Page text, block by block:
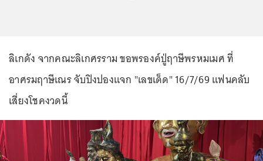
ลิเกดัง จากคณะลิเกศรราม ขอพรองค์ปู่ฤาษีพรหมเมศ ที่
อาศรมฤาษีเณร จับปิงปองแจก "เลขเด็ด" 16/7/69 แฟนคลับ
เสี่ยงโชคงวดนี้